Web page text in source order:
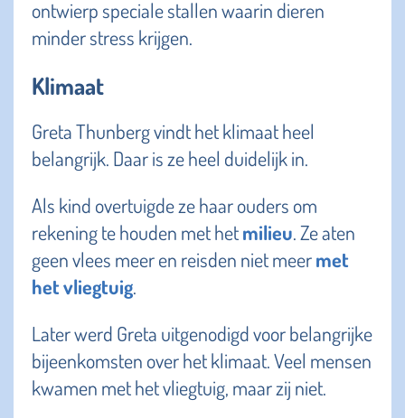
ontwierp speciale stallen waarin dieren
minder stress krijgen.
Klimaat
Greta Thunberg vindt het klimaat heel
belangrijk. Daar is ze heel duidelijk in.
Als kind overtuigde ze haar ouders om
rekening te houden met hetmilieu. Ze aten
geen vlees meer en reisden niet meermet
het vliegtuig.
Later werd Greta uitgenodigd voor belangrijke
bijeenkomsten over het klimaat. Veel mensen
kwamen met het vliegtuig, maar zij niet.